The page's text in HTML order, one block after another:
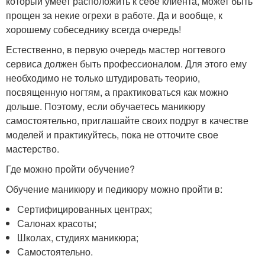
прощен за некие огрехи в работе. Да и вообще, к
хорошему собеседнику всегда очередь!
Естественно, в первую очередь мастер ногтевого
сервиса должен быть профессионалом. Для этого ему
необходимо не только штудировать теорию,
посвященную ногтям, а практиковаться как можно
дольше. Поэтому, если обучаетесь маникюру
самостоятельно, приглашайте своих подруг в качестве
моделей и практикуйтесь, пока не отточите свое
мастерство.
Где можно пройти обучение?
Обучение маникюру и педикюру можно пройти в:
Сертифицированных центрах;
Салонах красоты;
Школах, студиях маникюра;
Самостоятельно.